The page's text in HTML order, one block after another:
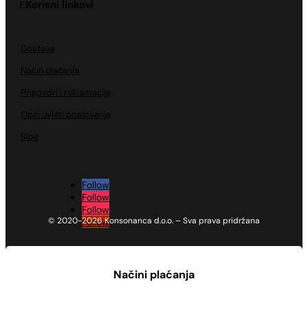
Korisni linkovi
Dostava
Način plaćanja
Prigovori i reklamacije
Opći uvjeti poslovanja
Blog
Follow
Follow
Follow
Follow
© 2020-2026 Konsonanca d.o.o. – Sva prava pridržana
Načini plaćanja